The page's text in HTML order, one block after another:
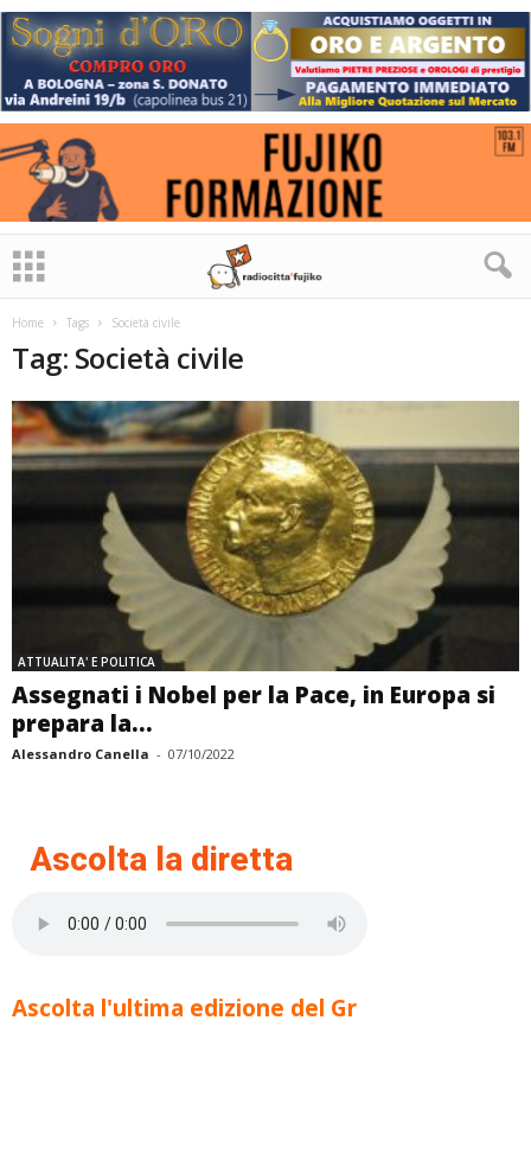
Home Tags Società civile
Tag: Società civile
ATTUALITA' E POLITICA
Assegnati i Nobel per la Pace, in Europa si
prepara la...
Alessandro Canella - 07/10/2022
Ascolta la diretta
Ascolta l'ultima edizione del Gr